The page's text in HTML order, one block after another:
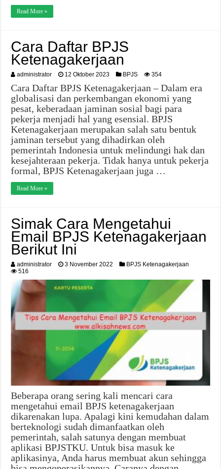
Read More »
Cara Daftar BPJS
Ketenagakerjaan
administrator 12 Oktober 2023 BPJS 354
Cara Daftar BPJS Ketenagakerjaan – Dalam era
globalisasi dan perkembangan ekonomi yang
pesat, keberadaan jaminan sosial bagi para
pekerja menjadi hal yang esensial. BPJS
Ketenagakerjaan merupakan salah satu bentuk
jaminan tersebut yang dihadirkan oleh
pemerintah Indonesia untuk melindungi hak dan
kesejahteraan pekerja. Tidak hanya untuk pekerja
formal, BPJS Ketenagakerjaan juga …
Read More »
Simak Cara Mengetahui
Email BPJS Ketenagakerjaan
Berikut Ini
administrator 3 November 2022
BPJS Ketenagakerjaan
516
Beberapa orang sering kali mencari cara
mengetahui email BPJS ketenagakerjaan
dikarenakan lupa. Apalagi kini kemudahan dalam
berteknologi sudah dimanfaatkan oleh
pemerintah, salah satunya dengan membuat
aplikasi BPJSTKU. Untuk bisa masuk ke
aplikasinya, Anda harus membuat akun sehingga